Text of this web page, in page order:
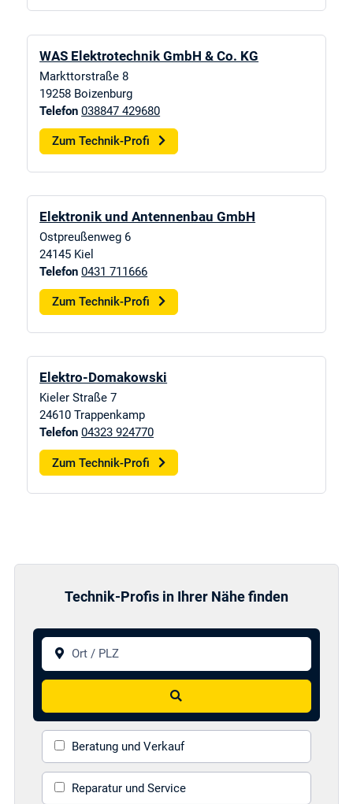
WAS Elektrotechnik GmbH & Co. KG
Markttorstraße 8
19258 Boizenburg
Telefon 038847 429680
Zum Technik-Profi
Elektronik und Antennenbau GmbH
Ostpreußenweg 6
24145 Kiel
Telefon 0431 711666
Zum Technik-Profi
Elektro-Domakowski
Kieler Straße 7
24610 Trappenkamp
Telefon 04323 924770
Zum Technik-Profi
Technik-Profis in Ihrer Nähe finden
Ort / PLZ
Suchen
Beratung und Verkauf
Reparatur und Service